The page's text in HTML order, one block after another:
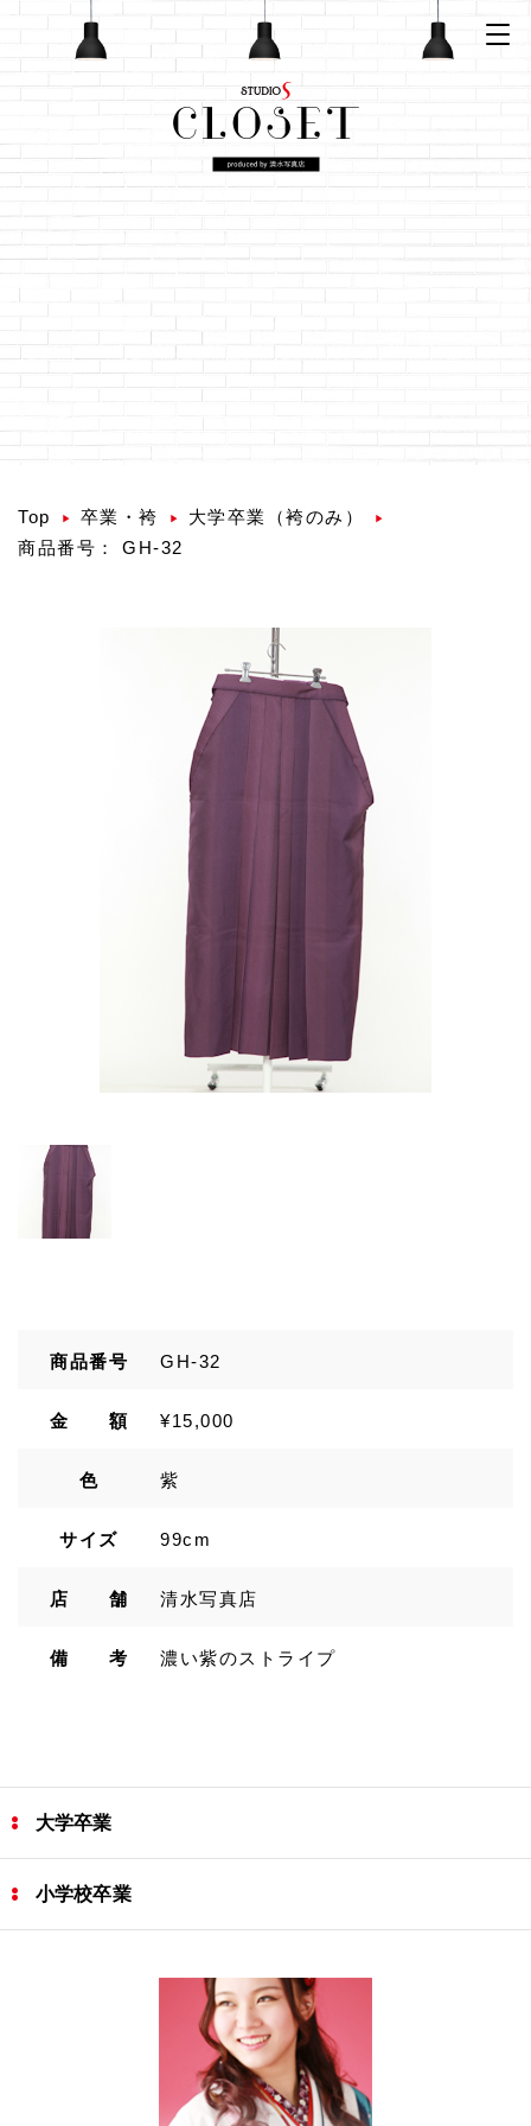
Top 卒業・袴
大学卒業（袴のみ）
商品番号： GH-32
商品番号 GH-32
金 額 ¥15,000
色 紫
サイズ 99cm
店 舗 清水写真店
備 考 濃い紫のストライプ
大学卒業
小学校卒業